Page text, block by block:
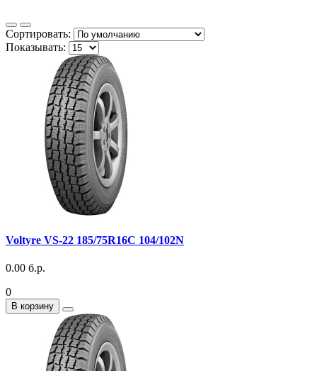
Сортировать:
Показывать:
Voltyre VS-22 185/75R16С 104/102N
0.00 б.р.
0
В корзину